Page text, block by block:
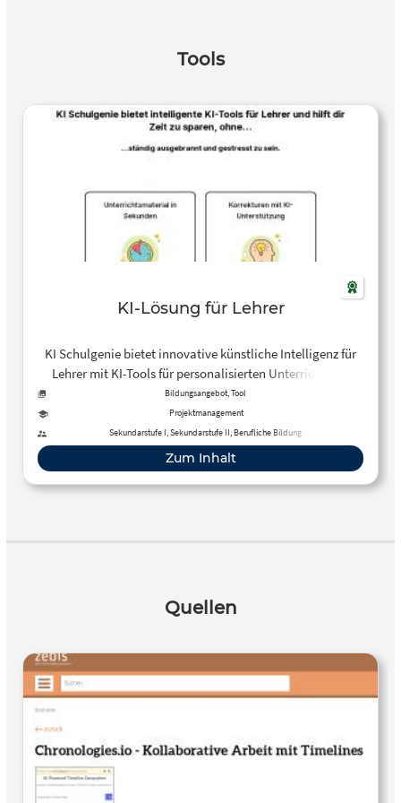
Tools
KI-Lösung für Lehrer
KI Schulgenie bietet innovative künstliche Intelligenz für
Lehrer mit KI-Tools für personalisierten Unterricht und
effiziente Unterstützung im Schulalltag.
Bildungsangebot, Tool
Projektmanagement
Sekundarstufe I, Sekundarstufe II, Berufliche Bildung
Zum Inhalt
Quellen